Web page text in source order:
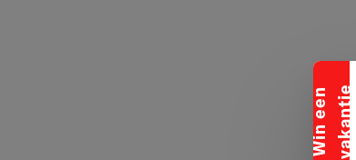
W
i
n
e
e
n
v
a
k
a
n
t
ie
Banner inklappen